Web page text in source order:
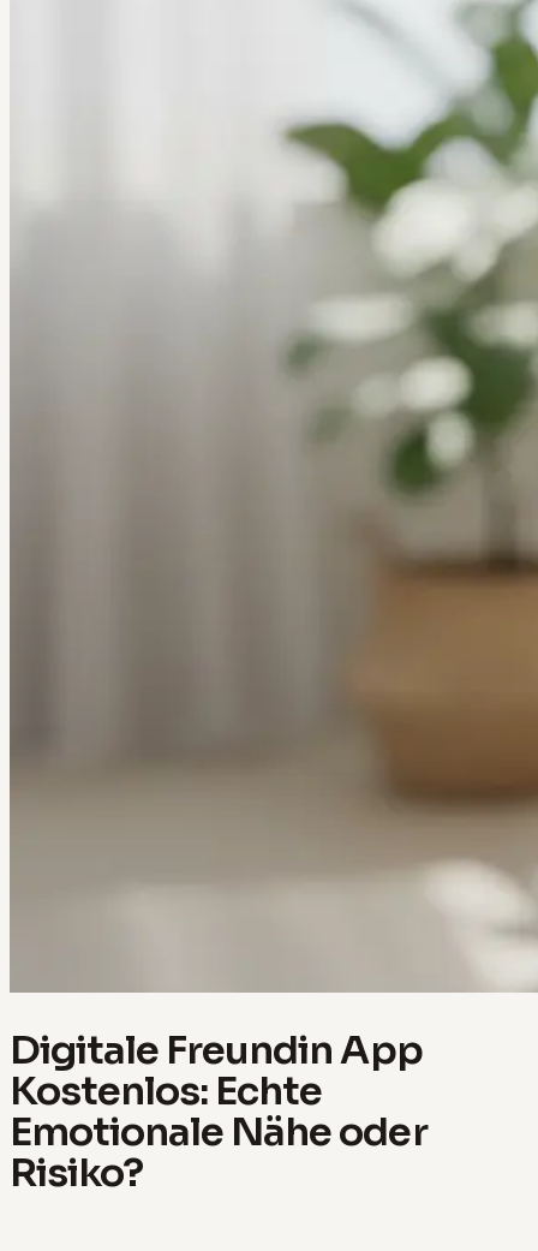
Digitale Freundin App
Kostenlos: Echte
Emotionale Nähe oder
Risiko?